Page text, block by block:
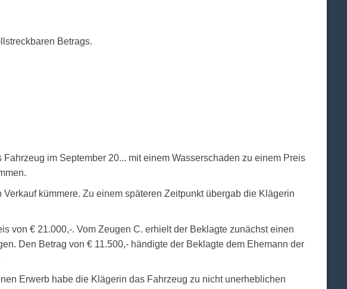
Betrags.
im September 20... mit einem Wasserschaden zu einem Preis
kümmere. Zu einem späteren Zeitpunkt übergab die Klägerin
von € 21.000,-. Vom Zeugen C. erhielt der Beklagte zunächst einen
Den Betrag von € 11.500,- händigte der Beklagte dem Ehemann der
Erwerb habe die Klägerin das Fahrzeug zu nicht unerheblichen